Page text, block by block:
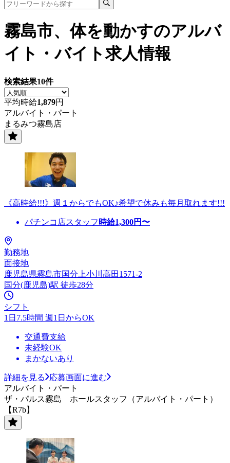
霧島市、体を動かすのアルバ
イト・バイト求人情報
検索結果10件
平均時給1,879円
アルバイト・パート
まるみつ霧島店
《高時給!!!》週１からでもOK♪希望で休みも毎月取れます!!!
パチンコ店スタッフ 時給1,300円〜
勤務地
面接地
鹿児島県霧島市国分上小川高田1571-2
国分(鹿児島)駅 徒歩28分
シフト
1日7.5時間 週1日からOK
交通費支給
未経験OK
まかないあり
詳細を見る
応募画面に進む
アルバイト・パート
ザ・パルス霧島 ホールスタッフ（アルバイト・パート）
【R7b】